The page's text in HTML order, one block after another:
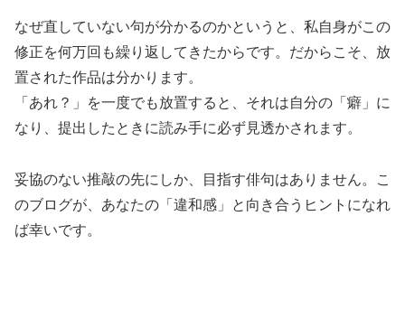
なぜ直していない句が分かるのかというと、私自身がこの
修正を何万回も繰り返してきたからです。だからこそ、放
置された作品は分かります。
「あれ？」を一度でも放置すると、それは自分の「癖」に
なり、提出したときに読み手に必ず見透かされます。
妥協のない推敲の先にしか、目指す俳句はありません。こ
のブログが、あなたの「違和感」と向き合うヒントになれ
ば幸いです。